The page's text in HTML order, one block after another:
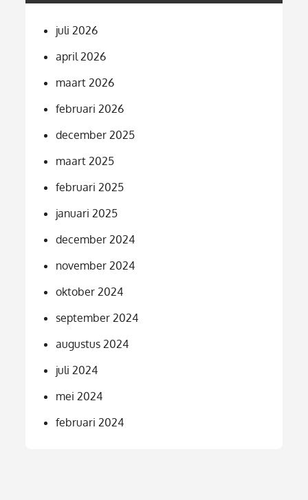
juli 2026
april 2026
maart 2026
februari 2026
december 2025
maart 2025
februari 2025
januari 2025
december 2024
november 2024
oktober 2024
september 2024
augustus 2024
juli 2024
mei 2024
februari 2024